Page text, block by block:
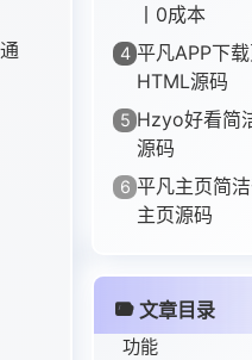
丨0成本
4 平凡APP下
HTML源码
5 Hzyo好看简
源码
6 平凡主页简
主页源码
文章目录
功能